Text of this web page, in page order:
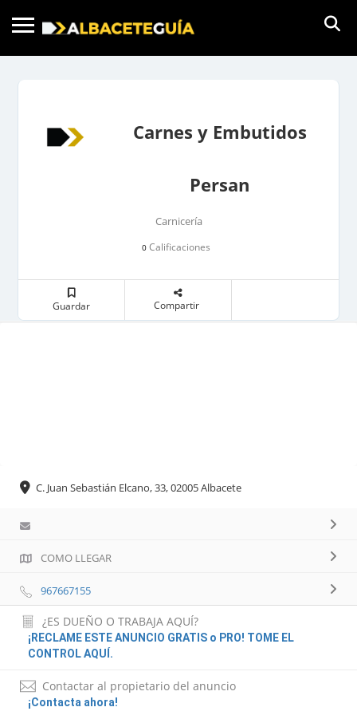
Carnes y Embutidos
Persan
Carnicería
0 Calificaciones
Guardar Compartir
C. Juan Sebastián Elcano, 33, 02005 Albacete
COMO LLEGAR
967667155
¿ES DUEÑO O TRABAJA AQUÍ?
¡RECLAME ESTE ANUNCIO GRATIS o PRO! TOME EL
CONTROL AQUÍ.
Contactar al propietario del anuncio
¡Contacta ahora!